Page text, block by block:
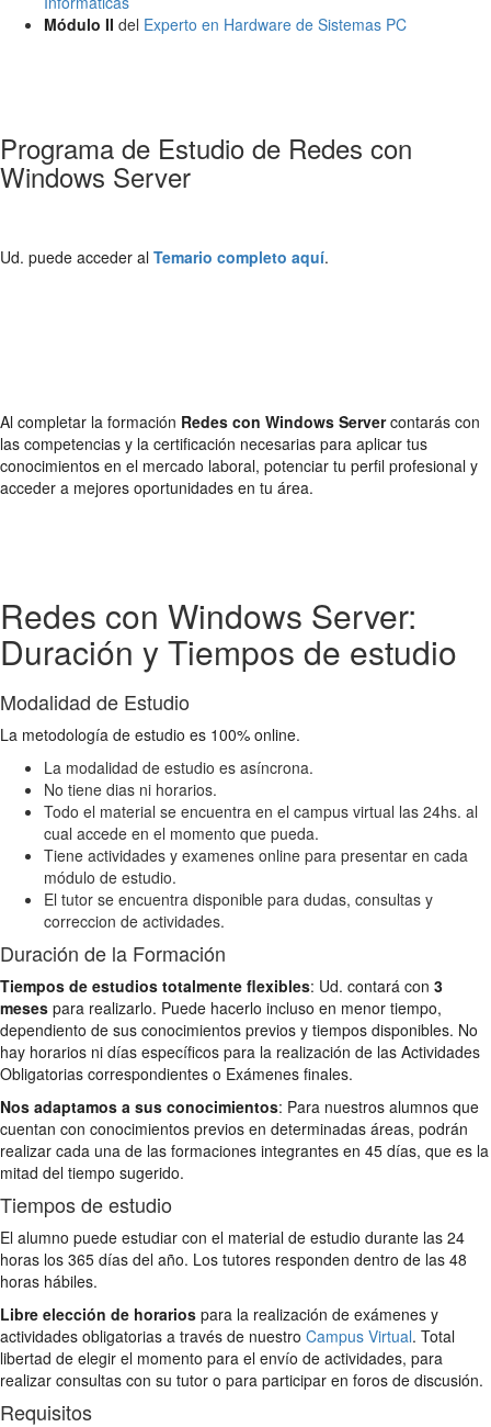
Módulo II del Experto en Hardware de Sistemas PC
Programa de Estudio de Redes con
Windows Server
Ud. puede acceder al Temario completo aquí.
Al completar la formación Redes con Windows Servercontarás con
las competencias y la certificación necesarias para aplicar tus
conocimientos en el mercado laboral, potenciar tu perfil profesional y
acceder a mejores oportunidades en tu área.
Redes con Windows Server:
Duración y Tiempos de estudio
Modalidad de Estudio
La metodología de estudio es 100% online.
La modalidad de estudio es asíncrona.
No tiene dias ni horarios.
Todo el material se encuentra en el campus virtual las 24hs. al
cual accede en el momento que pueda.
Tiene actividades y examenes online para presentar en cada
módulo de estudio.
El tutor se encuentra disponible para dudas, consultas y
correccion de actividades.
Duración de la Formación
Tiempos de estudios totalmente flexibles: Ud. contará con 3
meses para realizarlo. Puede hacerlo incluso en menor tiempo,
dependiento de sus conocimientos previos y tiempos disponibles. No
hay horarios ni días específicos para la realización de las Actividades
Obligatorias correspondientes o Exámenes finales.
Nos adaptamos a sus conocimientos: Para nuestros alumnos que
cuentan con conocimientos previos en determinadas áreas, podrán
realizar cada una de las formaciones integrantes en 45 días, que es la
mitad del tiempo sugerido.
Tiempos de estudio
El alumno puede estudiar con el material de estudio durante las 24
horas los 365 días del año. Los tutores responden dentro de las 48
horas hábiles.
Libre elección de horarios para la realización de exámenes y
actividades obligatorias a través de nuestro Campus Virtual. Total
libertad de elegir el momento para el envío de actividades, para
realizar consultas con su tutor o para participar en foros de discusión.
Requisitos